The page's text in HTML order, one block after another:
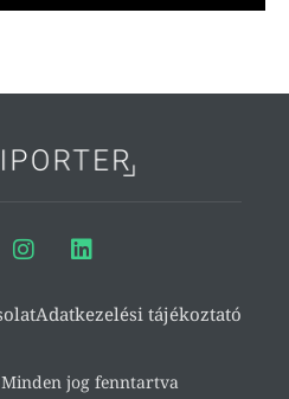
Adatkezelési tájékoztató
jog fenntartva